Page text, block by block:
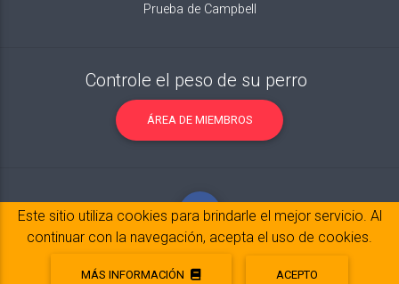
Prueba de Campbell
Controle el peso de su perro
ÁREA DE MIEMBROS
Notas legales© 2017-2020 Copyright:belpatt.fr
Este sitio utiliza cookies para brindarle el mejor servicio. Al
continuar con la navegación, acepta el uso de cookies.
MÁS INFORMACIÓN ACEPTO